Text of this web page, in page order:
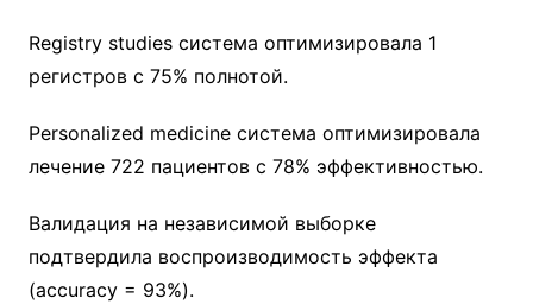
Registry studies система оптимизировала 1
регистров с 75% полнотой.
Personalized medicine система оптимизировала
лечение 722 пациентов с 78% эффективностью.
Валидация на независимой выборке
подтвердила воспроизводимость эффекта
(accuracy = 93%).